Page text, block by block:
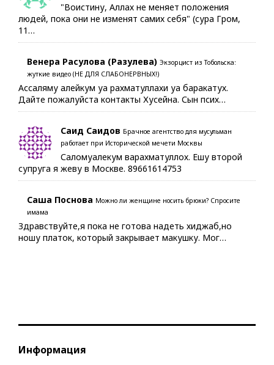
"Воистину, Аллах не меняет положения
людей, пока они не изменят самих себя" (сура Гром,
11…
Венера Расулова (Разулева) Экзорцист из Тобольска:
жуткие видео (НЕ ДЛЯ СЛАБОНЕРВНЫХ!)
Ассаляму алейкум уа рахматуллахи уа баракатух.
Дайте пожалуйста контакты Хусейна. Сын псих…
Саид Саидов Брачное агентство для мусульман
работает при Исторической мечети Москвы
Саломуалекум варахматуллох. Ешу второй
супруга я жеву в Москве. 89661614753
Саша Поснова Можно ли женщине носить брюки? Спросите
имама
Здравствуйте,я пока не готова надеть хиджаб,но
ношу платок, который закрывает макушку. Мог…
Информация